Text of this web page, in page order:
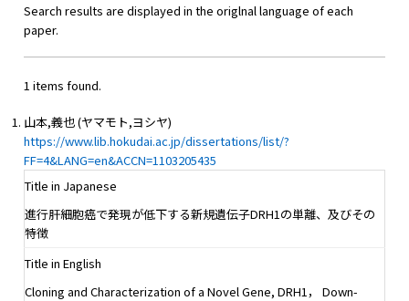
Search results are displayed in the origlnal language of each
paper.
1 items found.
山本,義也 (ヤマモト,ヨシヤ)
https://www.lib.hokudai.ac.jp/dissertations/list/?
FF=4&LANG=en&ACCN=1103205435
Title in Japanese
進行肝細胞癌で発現が低下する新規遺伝子DRH1の単離、及びその
特徴
Title in English
Cloning and Characterization of a Novel Gene, DRH1， Down-